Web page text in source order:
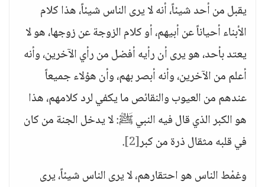
يقبل من أحد شيئاً، أنه لا يرى الناس شيئاً، هذا كلام
الأبناء أحياناً عن أبيهم، أو كلام الزوجة عن زوجها، هو لا
يعتد بأحد، هو يرى أن رأيه أفضل من رأي الآخرين، وأنه
أعلم من الآخرين، وأنه أبصر بهم، وأن هؤلاء جميعاً
عندهم من العيوب والنقائص ما يكفي لرد كلامهم، هذا
هو الكبر الذي قال فيه النبي ﷺ: لا يدخل الجنة من كان
في قلبه مثقال ذرة من كبر[2]
.
وغمْط الناس هو احتقارهم، لا يرى الناس شيئاً، يرى